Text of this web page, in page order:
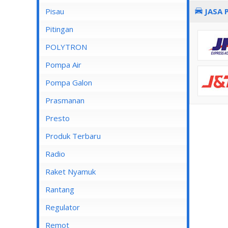
Lampu Spotlight
Pisau
Pitingan
POLYTRON
Pompa Air
Pompa Air Panasonic
Pompa Air Shimizu
Pompa Galon
Prasmanan
Presto
Produk Terbaru
Radio
Raket Nyamuk
Rantang
Regulator
Remot
JASA